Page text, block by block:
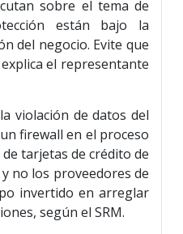
sobre el tema de
están bajo la
del negocio. Evite que
el representante
violación de datos del
firewall en el proceso
tarjetas de crédito de
no los proveedores de
invertido en arreglar
según el SRM.